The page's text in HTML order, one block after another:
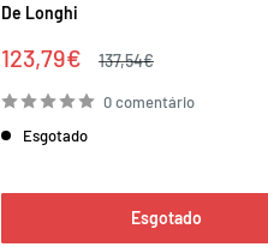
De Longhi
Preço
venda
123,79€
Preço
137,54€
0 comentário
Esgotado
Esgotado